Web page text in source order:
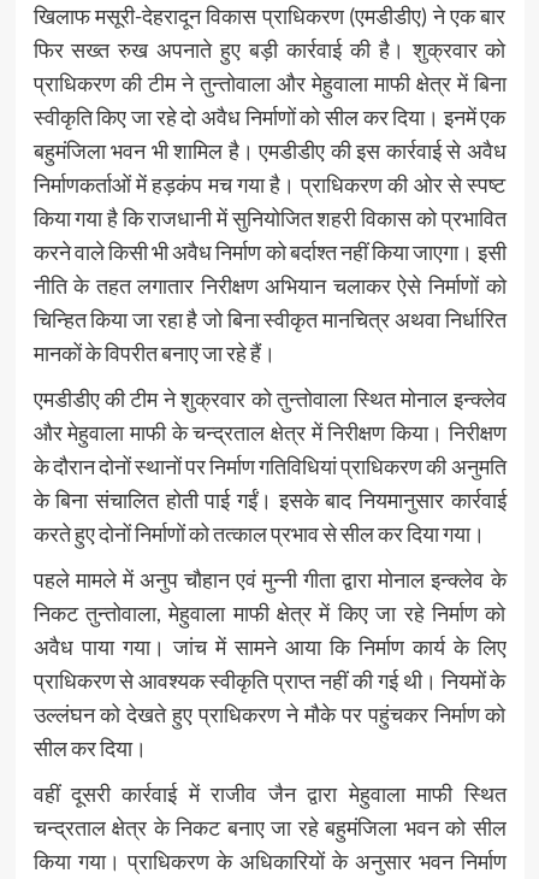
खिलाफ मसूरी-देहरादून विकास प्राधिकरण (एमडीडीए) ने एक बार
फिर सख्त रुख अपनाते हुए बड़ी कार्रवाई की है। शुक्रवार को
प्राधिकरण की टीम ने तुन्तोवाला और मेहुवाला माफी क्षेत्र में बिना
स्वीकृति किए जा रहे दो अवैध निर्माणों को सील कर दिया। इनमें एक
बहुमंजिला भवन भी शामिल है। एमडीडीए की इस कार्रवाई से अवैध
निर्माणकर्ताओं में हड़कंप मच गया है। प्राधिकरण की ओर से स्पष्ट
किया गया है कि राजधानी में सुनियोजित शहरी विकास को प्रभावित
करने वाले किसी भी अवैध निर्माण को बर्दाश्त नहीं किया जाएगा। इसी
नीति के तहत लगातार निरीक्षण अभियान चलाकर ऐसे निर्माणों को
चिन्हित किया जा रहा है जो बिना स्वीकृत मानचित्र अथवा निर्धारित
मानकों के विपरीत बनाए जा रहे हैं।
एमडीडीए की टीम ने शुक्रवार को तुन्तोवाला स्थित मोनाल इन्क्लेव
और मेहुवाला माफी के चन्द्रताल क्षेत्र में निरीक्षण किया। निरीक्षण
के दौरान दोनों स्थानों पर निर्माण गतिविधियां प्राधिकरण की अनुमति
के बिना संचालित होती पाई गईं। इसके बाद नियमानुसार कार्रवाई
करते हुए दोनों निर्माणों को तत्काल प्रभाव से सील कर दिया गया।
पहले मामले में अनुप चौहान एवं मुन्नी गीता द्वारा मोनाल इन्क्लेव के
निकट तुन्तोवाला, मेहुवाला माफी क्षेत्र में किए जा रहे निर्माण को
अवैध पाया गया। जांच में सामने आया कि निर्माण कार्य के लिए
प्राधिकरण से आवश्यक स्वीकृति प्राप्त नहीं की गई थी। नियमों के
उल्लंघन को देखते हुए प्राधिकरण ने मौके पर पहुंचकर निर्माण को
सील कर दिया।
वहीं दूसरी कार्रवाई में राजीव जैन द्वारा मेहुवाला माफी स्थित
चन्द्रताल क्षेत्र के निकट बनाए जा रहे बहुमंजिला भवन को सील
किया गया। प्राधिकरण के अधिकारियों के अनुसार भवन निर्माण